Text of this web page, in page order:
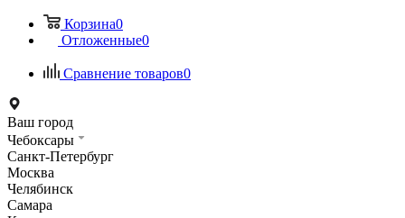
Корзина0
Отложенные0
Сравнение товаров0
Ваш город
Чебоксары
Санкт-Петербург
Москва
Челябинск
Самара